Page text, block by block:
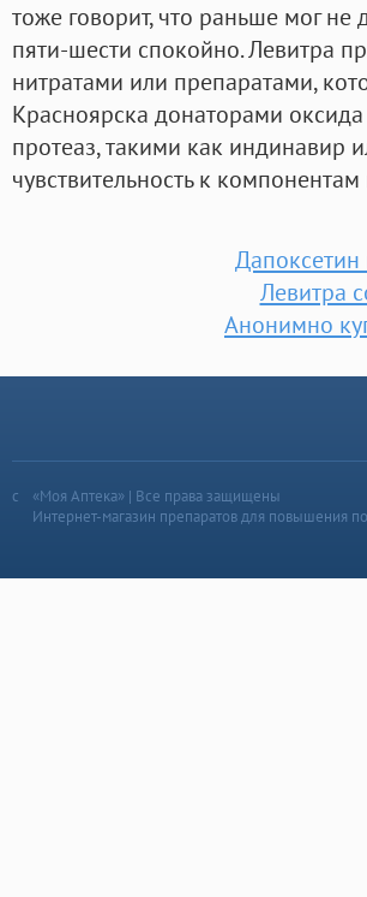
тоже говорит, что раньше мог
пяти-шести спокойно. Левитра
нитратами или препаратами,
Красноярска донаторами
протеаз, такими как индинавир
чувствительность к
Дапоксетин
Левитра
Анонимно
«Моя Аптека» | Все права защищены
Интернет-магазин препаратов для повышения